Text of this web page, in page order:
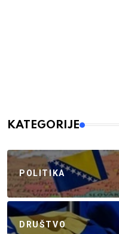
KATEGORIJE
POLITIKA
DRUŠTVO